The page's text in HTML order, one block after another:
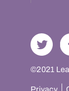
©2021